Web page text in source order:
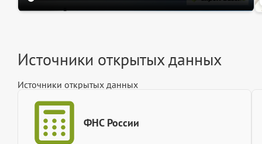
Источники открытых данных
Источники открытых данных
ФНС России